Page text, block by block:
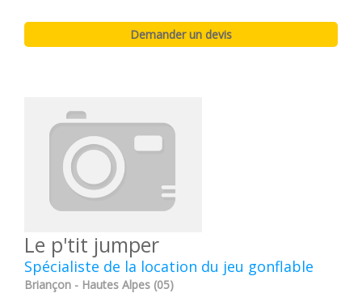
Le p'tit jumper
Spécialiste de la location du jeu gonflable
Briançon - Hautes Alpes (05)